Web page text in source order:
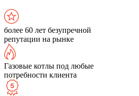
более 60 лет безупречной
репутации на рынке
Газовые котлы под любые
потребности клиента